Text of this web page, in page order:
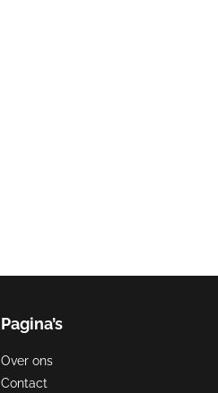
Pagina’s
Over ons
Contact